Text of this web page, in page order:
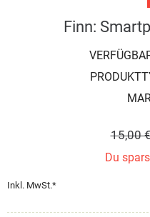
Finn:
15,00
Du
Inkl. MwSt.*